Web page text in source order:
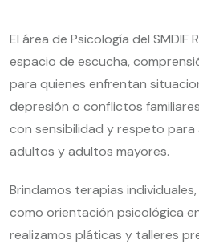
El área de Psicología del SMDIF
espacio de escucha,
para quienes enfrentan
depresión o conflictos
con sensibilidad y respeto para
adultos y adultos mayores.
Brindamos terapias
como orientación psicológica
realizamos pláticas y talleres